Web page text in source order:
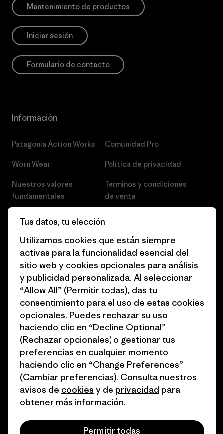
Mantenimiento de productos
Iniciar sesión
Formulario de contacto
Información
Patagonia Action Works
Worn Wear
Nuestros valores
fundamentales
Business Unusual
Objetivos climáticos
1% for the Planet
Cómo financiamos
Tarjetas regalo
Encuentra una tienda
Comunidad Pro
Política de privacidad
Términos y condiciones
de venta
Empleo
Prensa
Programa para profesionales
del sector
Programa de afiliados
Mapa del sitio Patagonia
España
© 2026 Patagonia, Inc. Todos los derechos reservados.
Tus datos, tu elección
Utilizamos cookies que están siempre
activas para la funcionalidad esencial del
sitio web y cookies opcionales para análisis
y publicidad personalizada. Al seleccionar
“Allow All” (Permitir todas), das tu
consentimiento para el uso de estas cookies
opcionales. Puedes rechazar su uso
haciendo clic en “Decline Optional”
(Rechazar opcionales) o gestionar tus
preferencias en cualquier momento
haciendo clic en “Change Preferences”
(Cambiar preferencias). Consulta nuestros
avisos de cookies y de privacidad para
obtener más información.
Permitir todas